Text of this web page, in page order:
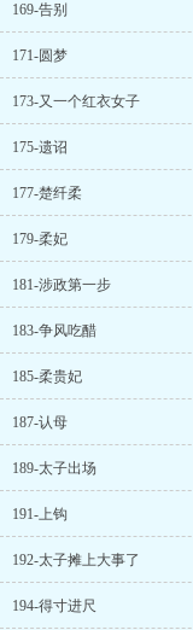
169-告别
171-圆梦
173-又一个红衣女子
175-遗诏
177-楚纤柔
179-柔妃
181-涉政第一步
183-争风吃醋
185-柔贵妃
187-认母
189-太子出场
191-上钩
192-太子摊上大事了
194-得寸进尺